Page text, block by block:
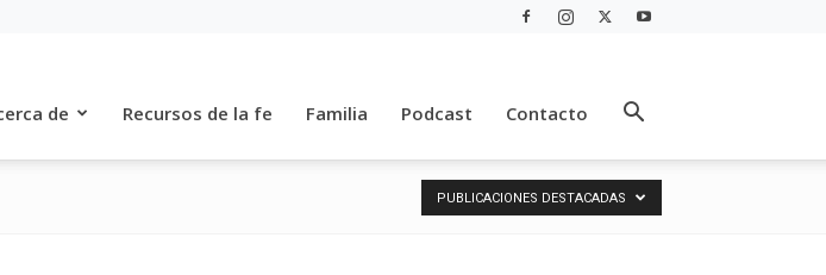
de Recursos de la fe Familia Podcast Contacto
PUBLICACIONES DESTACADAS